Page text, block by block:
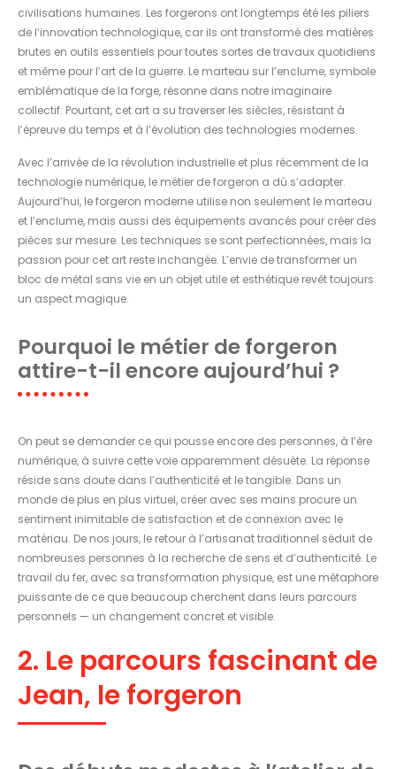
civilisations humaines. Les forgerons ont longtemps été les piliers
de l’innovation technologique, car ils ont transformé des matières
brutes en outils essentiels pour toutes sortes de travaux quotidiens
et même pour l’art de la guerre. Le marteau sur l’enclume, symbole
emblématique de la forge, résonne dans notre imaginaire
collectif. Pourtant, cet art a su traverser les siècles, résistant à
l’épreuve du temps et à l’évolution des technologies modernes.
Avec l’arrivée de la révolution industrielle et plus récemment de la
technologie numérique, le métier de forgeron a dû s’adapter.
Aujourd’hui, le forgeron moderne utilise non seulement le marteau
et l’enclume, mais aussi des équipements avancés pour créer des
pièces sur mesure. Les techniques se sont perfectionnées, mais la
passion pour cet art reste inchangée. L’envie de transformer un
bloc de métal sans vie en un objet utile et esthétique revêt toujours
un aspect magique.
Pourquoi le métier de forgeron
attire-t-il encore aujourd’hui ?
On peut se demander ce qui pousse encore des personnes, à l’ère
numérique, à suivre cette voie apparemment désuète. La réponse
réside sans doute dans l’authenticité et le tangible. Dans un
monde de plus en plus virtuel, créer avec ses mains procure un
sentiment inimitable de satisfaction et de connexion avec le
matériau. De nos jours, le retour à l’artisanat traditionnel séduit de
nombreuses personnes à la recherche de sens et d’authenticité. Le
travail du fer, avec sa transformation physique, est une métaphore
puissante de ce que beaucoup cherchent dans leurs parcours
personnels — un changement concret et visible.
2. Le parcours fascinant de
Jean, le forgeron